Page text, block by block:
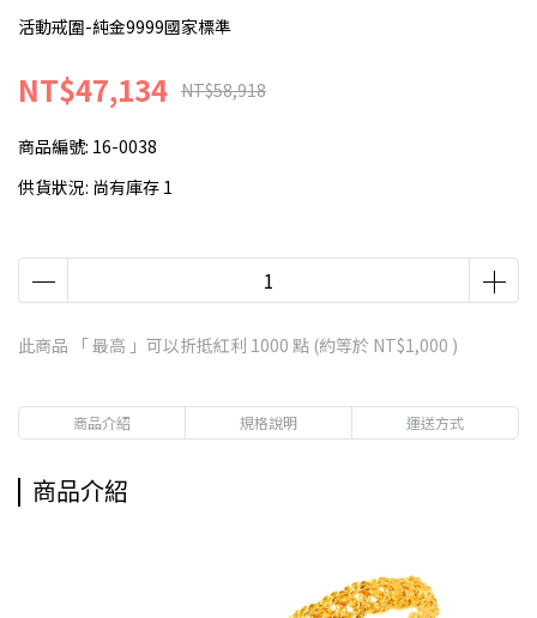
活動戒圍-純金9999國家標準
NT$47,134 NT$58,918
商品編號: 16-0038
供貨狀況: 尚有庫存 1
此商品 「 最高 」可以折抵紅利 1000 點 (約等於 NT$1,000 )
商品介紹 規格說明 運送方式
商品介紹